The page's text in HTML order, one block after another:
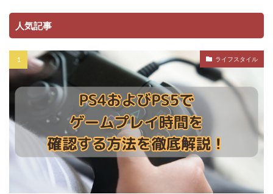
人気記事
ライフスタイル